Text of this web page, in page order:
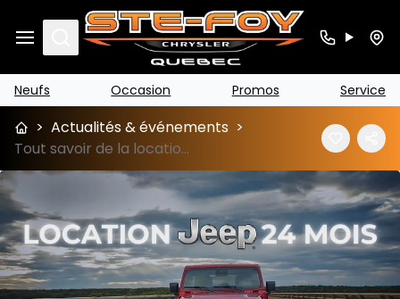
Search
Neufs Occasion Promos Service
> Actualités & événements >
Tout savoir de la location Jeep 24 mois